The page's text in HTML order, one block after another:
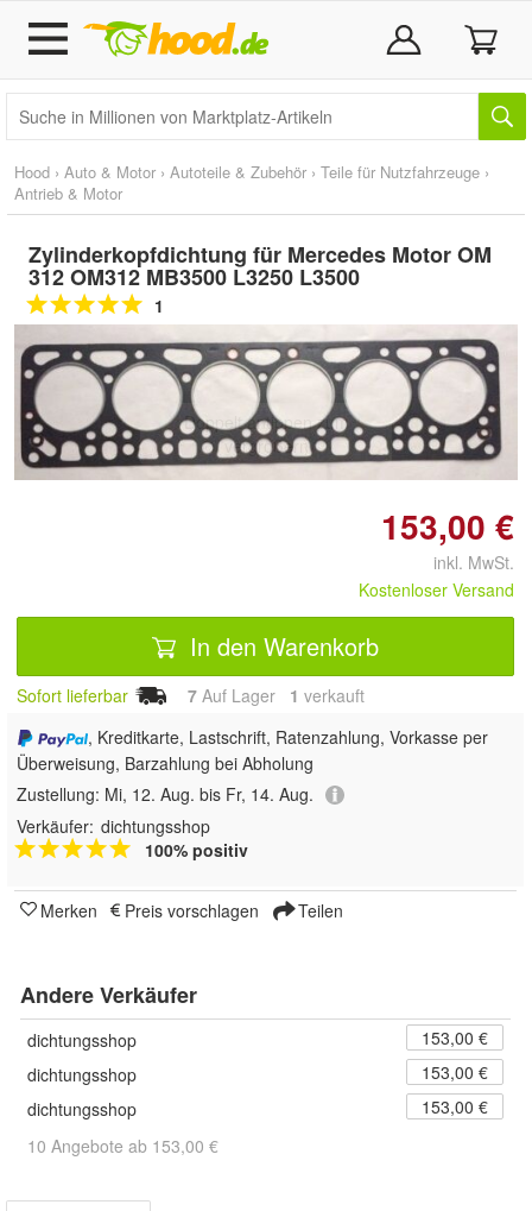
Hood › Auto & Motor › Autoteile & Zubehör › Teile für Nutzfahrzeuge ›
Antrieb & Motor
Zylinderkopfdichtung für Mercedes Motor OM
312 OM312 MB3500 L3250 L3500
1
Doppelt antippen zum
vergrößern
153,00 €
inkl. MwSt.
Kostenloser Versand
In den Warenkorb
Sofort lieferbar 7 Auf Lager 1 verkauft
, Kreditkarte, Lastschrift, Ratenzahlung, Vorkasse per
Überweisung, Barzahlung bei Abholung
Zustellung: Mi, 12. Aug. bis Fr, 14. Aug.
Verkäufer: dichtungsshop
100% positiv
Merken Preis vorschlagen Teilen
Andere Verkäufer
dichtungsshop
153,00 €
dichtungsshop
153,00 €
dichtungsshop
153,00 €
10 Angebote ab 153,00 €